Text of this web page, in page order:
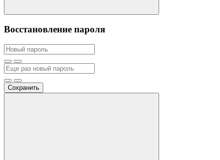
Восстановление пароля
Сохранить